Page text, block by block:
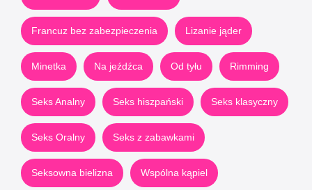
Francuz bez zabezpieczenia Lizanie jąder
Minetka Na jeźdźca Od tyłu Rimming
Seks Analny Seks hiszpański Seks klasyczny
Seks Oralny Seks z zabawkami
Seksowna bielizna Wspólna kąpiel